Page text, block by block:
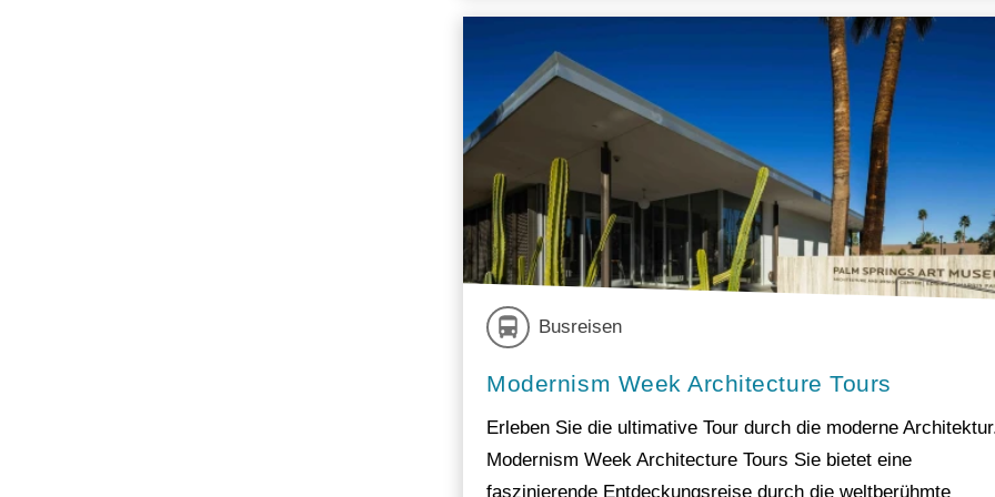
Busreisen
Modernism Week Architecture Tours
Erleben Sie die ultimative Tour durch die moderne
Modernism Week Architecture Tours Sie bietet eine
faszinierende Entdeckungsreise durch die weltberühmte